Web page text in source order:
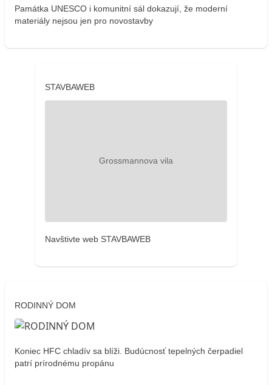
Památka UNESCO i komunitní sál dokazují, že moderní
materiály nejsou jen pro novostavby
STAVBAWEB
Navštivte web STAVBAWEB
RODINNÝ DOM
Koniec HFC chladív sa blíži. Budúcnosť tepelných čerpadiel
patrí prírodnému propánu